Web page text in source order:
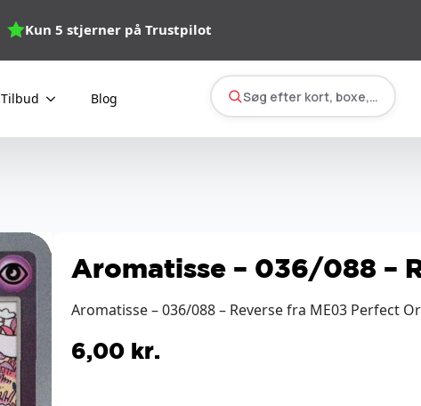
Kun 5 stjerner på Trustpilot
Tilbud Blog Søg efter kort, boxe, tilbehør…
Aromatisse – 036/088 –
Aromatisse – 036/088 – Reverse fra ME03 Perfect
6,00 kr.